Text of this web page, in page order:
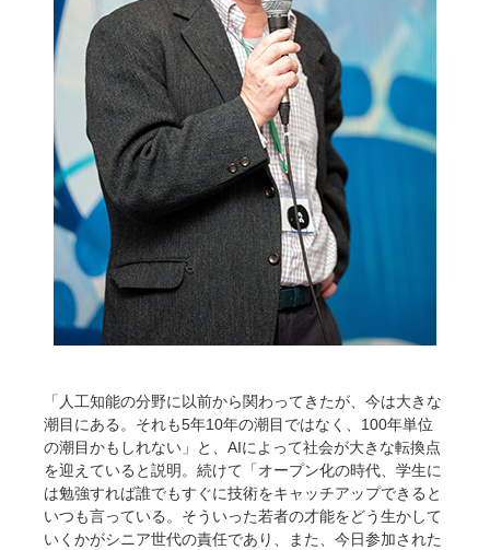
「人工知能の分野に以前から関わってきたが、今は大きな
潮目にある。それも5年10年の潮目ではなく、100年単位
の潮目かもしれない」と、AIによって社会が大きな転換点
を迎えていると説明。続けて「オープン化の時代、学生に
は勉強すれば誰でもすぐに技術をキャッチアップできると
いつも言っている。そういった若者の才能をどう生かして
いくかがシニア世代の責任であり、また、今日参加された